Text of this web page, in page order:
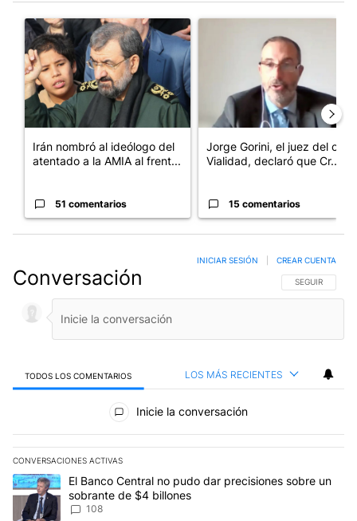
Un artículo de tendencia con el título "Irán nombró al ideólogo
Irán nombró al ideólogo del
atentado a la AMIA al frent...
51 comentarios
Jorge Gorini, el juez del caso
Vialidad, declaró que Cr...
15 comentarios
Conversación SIGA ESTA
SEGUIR
INICIAR SESIÓN CREAR CUENTA
TODOS LOS COMENTARIOS LOS MÁS RECIENTES
Todos los comentarios
Inicie la conversación
CONVERSACIONES ACTIVAS
Este listado muestra los artículos con más comentarios en los
Un artículo de tendencia con el título "El Banco Central no pudo
El Banco Central no pudo dar precisiones sobre un
sobrante de $4 billones
108